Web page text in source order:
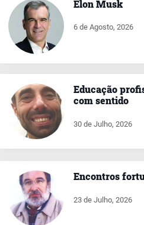
Elon Musk
6 de Agosto, 2026
Educação
com sentido
30 de Julho, 2026
Encontros
23 de Julho, 2026